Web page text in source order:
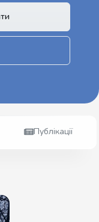
Публікації